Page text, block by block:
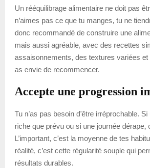
Un rééquilibrage alimentaire ne doit pas
n’aimes pas ce que tu manges, tu ne
donc recommandé de construire une
mais aussi agréable, avec des recettes
assaisonnements, des textures variées
as envie de recommencer.
Accepte une progression
Tu n’as pas besoin d’être irréprochable.
riche que prévu ou si une journée dérape,
L’important, c’est la moyenne de tes
réalité, c’est cette régularité souple qui
résultats durables.